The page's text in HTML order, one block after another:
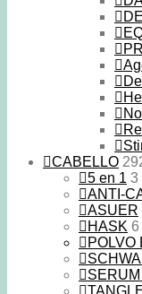
CABELLO
5 en 1 3
ANTI-
ASUER
HASK 6
POLVO